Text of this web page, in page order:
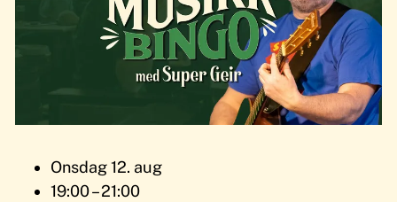
Onsdag 12. aug
19:00 – 21:00